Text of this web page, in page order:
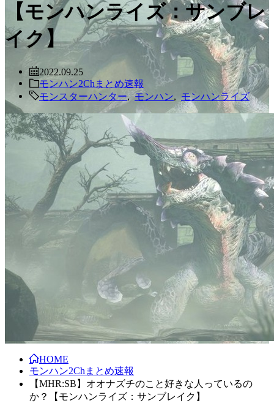
【モンハンライズ：サンブレ
イク】
2022.09.25
モンハン2Chまとめ速報
モンスターハンター ,モンハン モンハンライズ
HOME
モンハン2Chまとめ速報
【MHR:SB】オオナズチのこと好きな人っているの
か？【モンハンライズ：サンブレイク】